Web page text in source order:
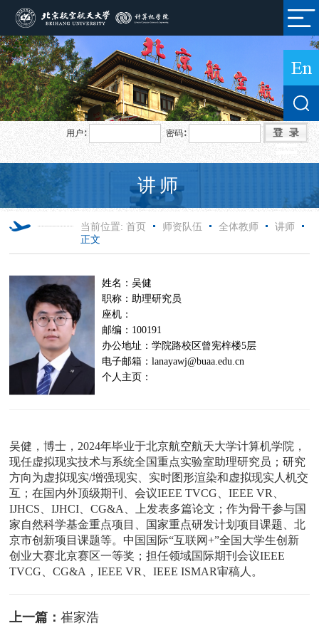
用户∶ 密码∶
讲师
当前位置:首页 师资队伍 全体教师
讲师
正文
姓名：吴健
职称：助理研究员
座机：
邮编：100191
办公地址：学院路校区曾宪梓楼5层
电子邮箱：lanayawj@buaa.edu.cn
个人主页：
吴健，博士，2024年毕业于北京航空航天大学计算机学院，
现任虚拟现实技术与系统全国重点实验室助理研究员；研究
方向为虚拟现实/增强现实、实时图形渲染和虚拟现实人机交
互；在国内外顶级期刊、会议IEEE TVCG、IEEE VR、
IJHCS、IJHCI、CG&A、上发表多篇论文；作为骨干参与国
家自然科学基金重点项目、国家重点研发计划项目课题、北
京市创新项目课题等。中国国际“互联网+”全国大学生创新
创业大赛北京赛区一等奖；担任领域国际期刊会议IEEE
TVCG、CG&A，IEEE VR、IEEE ISMAR审稿人。
上一篇：崔家浩